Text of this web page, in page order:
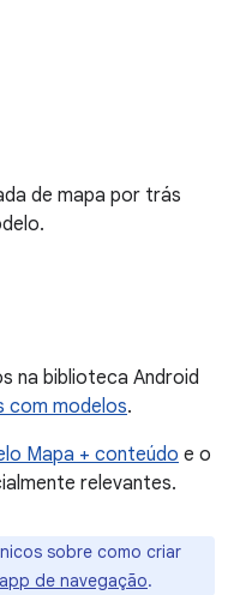
de mapa por trás
na biblioteca Android
com modelos.
Mapa + conteúdo e o
relevantes.
sobre como criar
de navegação.